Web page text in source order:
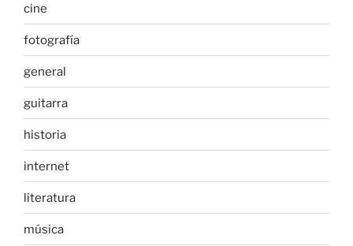
cine
fotografía
general
guitarra
historia
internet
literatura
música